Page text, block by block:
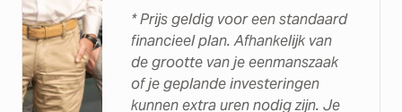
* Prijs geldig voor een standaard
financieel plan. Afhankelijk van
de grootte van je eenmanszaak
of je geplande investeringen
kunnen extra uren nodig zijn. Je